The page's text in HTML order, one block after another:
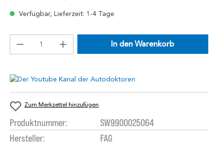
Verfügbar, Lieferzeit: 1-4 Tage
In den Warenkorb
Zum Merkzettel hinzufügen
Produktnummer:
SW9900025064
Hersteller:
FAG